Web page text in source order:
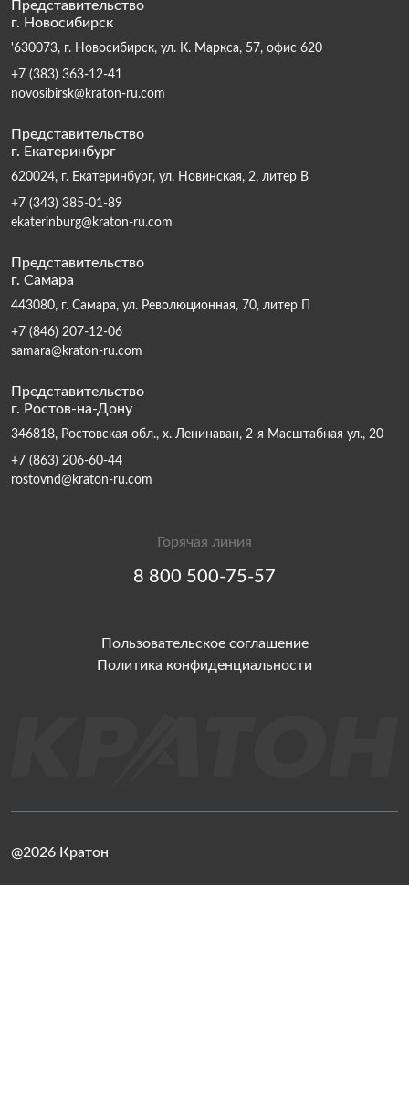
Представительство
г. Новосибирск
'630073, г. Новосибирск, ул. К. Маркса, 57, офис 620
+7 (383) 363-12-41
novosibirsk@kraton-ru.com
Представительство
г. Екатеринбург
620024, г. Екатеринбург, ул. Новинская, 2, литер В
+7 (343) 385-01-89
ekaterinburg@kraton-ru.com
Представительство
г. Самара
443080, г. Самара, ул. Революционная, 70, литер П
+7 (846) 207-12-06
samara@kraton-ru.com
Представительство
г. Ростов-на-Дону
346818, Ростовская обл., х. Ленинаван, 2-я Масштабная ул., 20
+7 (863) 206-60-44
rostovnd@kraton-ru.com
Горячая линия
8 800 500-75-57
Пользовательское соглашение
Политика конфиденциальности
@2026 Кратон